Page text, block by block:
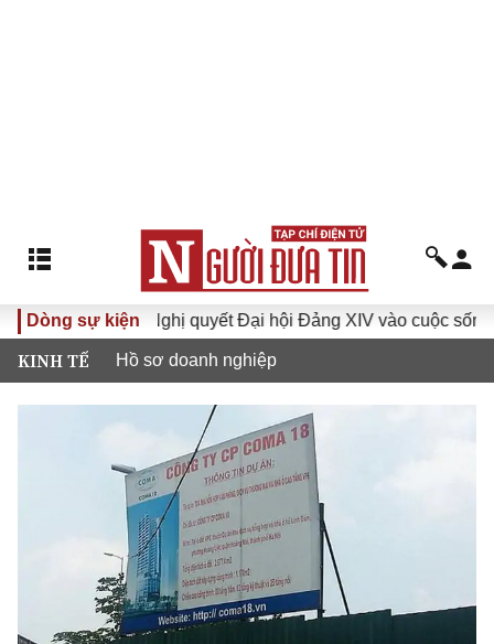
Dòng sự kiện
Đưa Nghị quyết Đại hội Đảng XIV vào cuộc sống
KINH TẾ Hồ sơ doanh nghiệp